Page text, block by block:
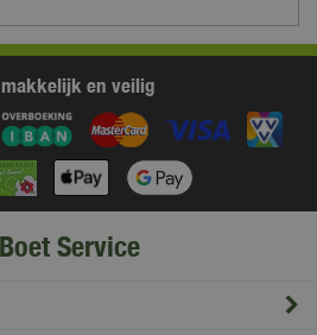
makkelijk en veilig
Service